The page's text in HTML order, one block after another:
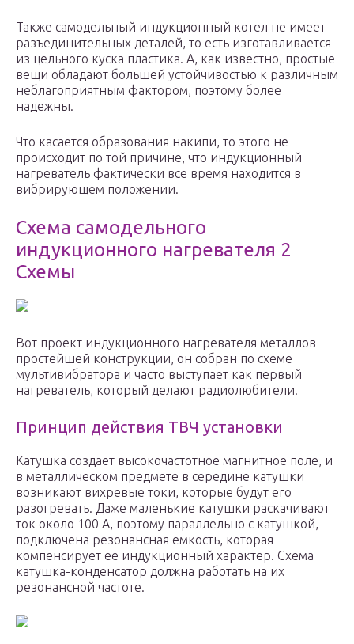
Также самодельный индукционный котел не имеет
разъединительных деталей, то есть изготавливается
из цельного куска пластика. А, как известно, простые
вещи обладают большей устойчивостью к различным
неблагоприятным фактором, поэтому более
надежны.
Что касается образования накипи, то этого не
происходит по той причине, что индукционный
нагреватель фактически все время находится в
вибрирующем положении.
Схема самодельного
индукционного нагревателя 2
Схемы
Вот проект индукционного нагревателя металлов
простейшей конструкции, он собран по схеме
мультивибратора и часто выступает как первый
нагреватель, который делают радиолюбители.
Принцип действия ТВЧ установки
Катушка создает высокочастотное магнитное поле, и
в металлическом предмете в середине катушки
возникают вихревые токи, которые будут его
разогревать. Даже маленькие катушки раскачивают
ток около 100 A, поэтому параллельно с катушкой,
подключена резонансная емкость, которая
компенсирует ее индукционный характер. Схема
катушка-конденсатор должна работать на их
резонансной частоте.